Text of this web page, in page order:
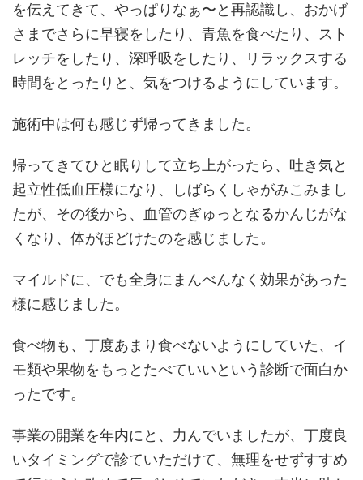
を伝えてきて、やっぱりなぁ〜と再認識し、おかげ
さまでさらに早寝をしたり、青魚を食べたり、スト
レッチをしたり、深呼吸をしたり、リラックスする
時間をとったりと、気をつけるようにしています。
施術中は何も感じず帰ってきました。
帰ってきてひと眠りして立ち上がったら、吐き気と
起立性低血圧様になり、しばらくしゃがみこみまし
たが、その後から、血管のぎゅっとなるかんじがな
くなり、体がほどけたのを感じました。
マイルドに、でも全身にまんべんなく効果があった
様に感じました。
食べ物も、丁度あまり食べないようにしていた、イ
モ類や果物をもっとたべていいという診断で面白か
ったです。
事業の開業を年内にと、力んでいましたが、丁度良
いタイミングで診ていただけて、無理をせずすすめ